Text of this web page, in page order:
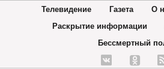
Телевидение Газета О
Раскрытие информации
Бессмертный